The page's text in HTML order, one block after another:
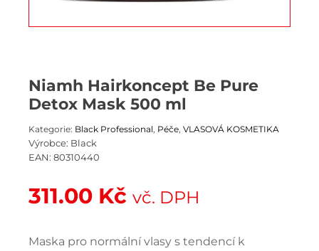
Niamh Hairkoncept Be Pure
Detox Mask 500 ml
Kategorie: Black Professional Péče VLASOVÁ KOSMETIKA
Výrobce: Black
EAN: 80310440
311.00 Kč vč. DPH
Maska pro normální vlasy s tendencí k